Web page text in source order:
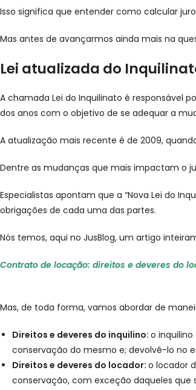
Isso significa que entender como calcular
Mas antes de avançarmos ainda mais na
Lei atualizada do
A chamada Lei do Inquilinato é responsável
dos anos com o objetivo de se adequar a
A atualização mais recente é de 2009,
Dentre as mudanças que mais impactam o
Especialistas apontam que a “Nova Lei do
obrigações de cada uma das partes.
Nós temos, aqui no JusBlog, um artigo
Contrato de locação: direitos e deveres do
Mas, de toda forma, vamos abordar de
Direitos e deveres do inquilino: o
conservação do mesmo e; devolvê-lo no
Direitos e deveres do locador: o locador
conservação, com exceção daqueles que